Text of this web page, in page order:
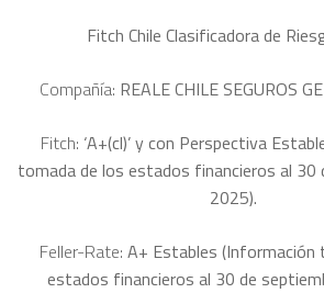
Fitch Chile Clasificadora de
Compañía: REALE CHILE SEGUROS
Fitch: ‘A+(cl)’ y con Perspectiva
tomada de los estados financieros al 30
2025).
Feller-Rate: A+ Estables (Información
estados financieros al 30 de